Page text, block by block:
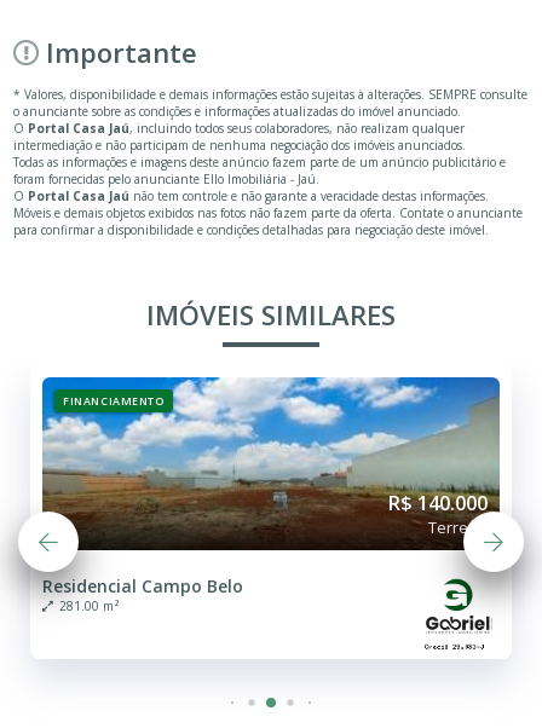
Importante
* Valores, disponibilidade e demais informações estão sujeitas à alterações. SEMPRE consulte
o anunciante sobre as condições e informações atualizadas do imóvel anunciado.
O Portal Casa Jaú, incluindo todos seus colaboradores, não realizam qualquer
intermediação e não participam de nenhuma negociação dos imóveis anunciados.
Todas as informações e imagens deste anúncio fazem parte de um anúncio publicitário e
foram fornecidas pelo anunciante Ello Imobiliária - Jaú.
O Portal Casa Jaú não tem controle e não garante a veracidade destas informações.
Móveis e demais objetos exibidos nas fotos não fazem parte da oferta. Contate o anunciante
para confirmar a disponibilidade e condições detalhadas para negociação deste imóvel.
IMÓVEIS SIMILARES
FINANCIAMENTO
R$ 140.000
Terreno
Residencial Campo Belo
281.00 m²